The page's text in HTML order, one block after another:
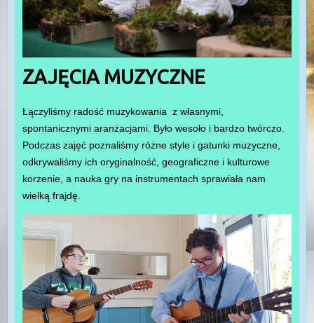
ZAJĘCIA MUZYCZNE
Łączyliśmy radość muzykowania z własnymi,
spontanicznymi aranżacjami. Było wesoło i bardzo twórczo.
Podczas zajęć poznaliśmy różne style i gatunki muzyczne,
odkrywaliśmy ich oryginalność, geograficzne i kulturowe
korzenie, a nauka gry na instrumentach sprawiała nam
wielką frajdę.